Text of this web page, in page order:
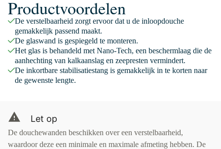
Productvoordelen
De verstelbaarheid zorgt ervoor dat u de inloopdouche
gemakkelijk passend maakt.
De glaswand is gespiegeld te monteren.
Het glas is behandeld met Nano-Tech, een beschermlaag die de
aanhechting van kalkaanslag en zeepresten vermindert.
De inkortbare stabilisatiestang is gemakkelijk in te korten naar
de gewenste lengte.
Let op
De douchewanden beschikken over een verstelbaarheid,
waardoor deze een minimale en maximale afmeting hebben. De